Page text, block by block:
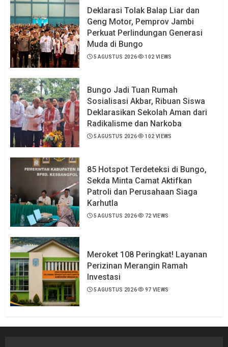
Deklarasi Tolak Balap Liar dan
Geng Motor, Pemprov Jambi
Perkuat Perlindungan Generasi
Muda di Bungo
5 AGUSTUS 2026 102 VIEWS
Bungo Jadi Tuan Rumah
Sosialisasi Akbar, Ribuan Siswa
Deklarasikan Sekolah Aman dari
Radikalisme dan Narkoba
5 AGUSTUS 2026 102 VIEWS
85 Hotspot Terdeteksi di Bungo,
Sekda Minta Camat Aktifkan
Patroli dan Perusahaan Siaga
Karhutla
5 AGUSTUS 2026 72 VIEWS
Meroket 108 Peringkat! Layanan
Perizinan Merangin Ramah
Investasi
5 AGUSTUS 2026 97 VIEWS